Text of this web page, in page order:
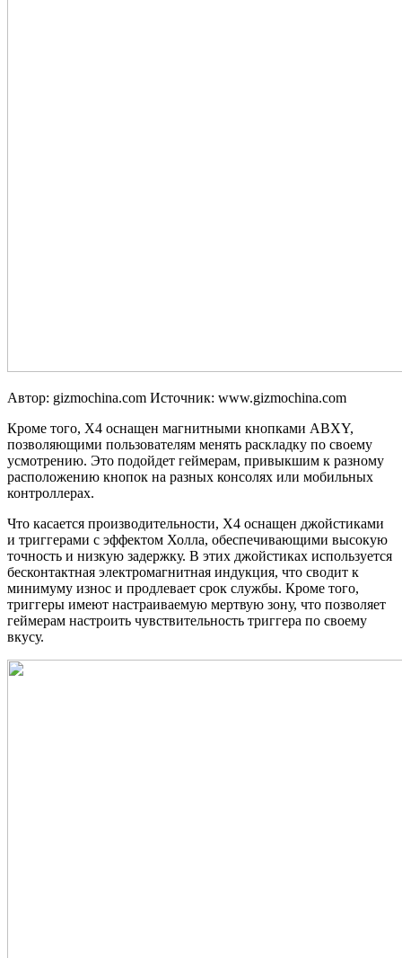
Автор: gizmochina.com Источник: www.gizmochina.com
Кроме того, X4 оснащен магнитными кнопками ABXY,
позволяющими пользователям менять раскладку по своему
усмотрению. Это подойдет геймерам, привыкшим к разному
расположению кнопок на разных консолях или мобильных
контроллерах.
Что касается производительности, X4 оснащен джойстиками
и триггерами с эффектом Холла, обеспечивающими высокую
точность и низкую задержку. В этих джойстиках используется
бесконтактная электромагнитная индукция, что сводит к
минимуму износ и продлевает срок службы. Кроме того,
триггеры имеют настраиваемую мертвую зону, что позволяет
геймерам настроить чувствительность триггера по своему
вкусу.